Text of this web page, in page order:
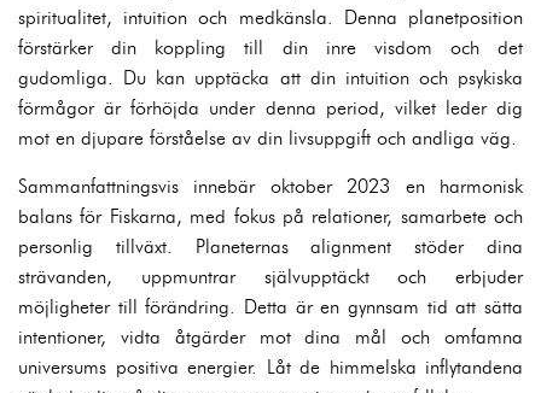
spiritualitet, intuition och medkänsla. Denna planetposition
förstärker din koppling till din inre visdom och det
gudomliga. Du kan upptäcka att din intuition och psykiska
förmågor är förhöjda under denna period, vilket leder dig
mot en djupare förståelse av din livsuppgift och andliga väg.
Sammanfattningsvis innebär oktober 2023 en harmonisk
balans för Fiskarna, med fokus på relationer, samarbete och
personlig tillväxt. Planeternas alignment stöder dina
strävanden, uppmuntrar självupptäckt och erbjuder
möjligheter till förändring. Detta är en gynnsam tid att sätta
intentioner, vidta åtgärder mot dina mål och omfamna
universums positiva energier. Låt de himmelska inflytandena